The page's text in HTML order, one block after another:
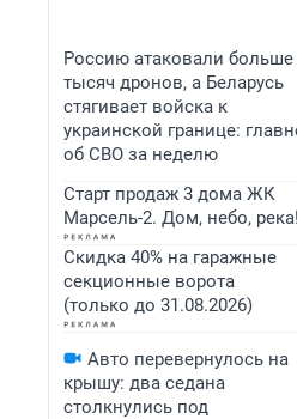
Россию атаковали больше
тысяч дронов, а Беларусь
стягивает войска к
украинской границе:
об СВО за неделю
Старт продаж 3 дома ЖК
Марсель-2. Дом, небо, река!
Скидка 40% на гаражные
секционные ворота
(только до 31.08.2026)
Авто перевернулось на
крышу: два седана
столкнулись под